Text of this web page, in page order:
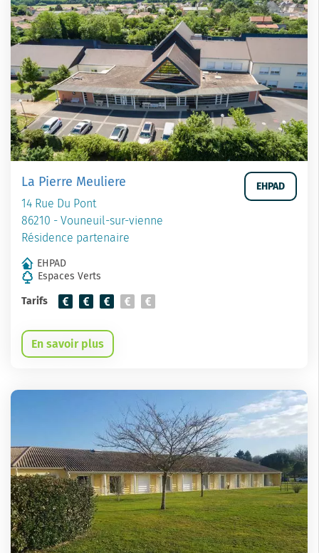
La Pierre Meuliere
14 Rue Du Pont
86210 - Vouneuil-sur-vienne
Résidence partenaire
EHPAD
EHPAD
Espaces Verts
Tarifs
En savoir plus